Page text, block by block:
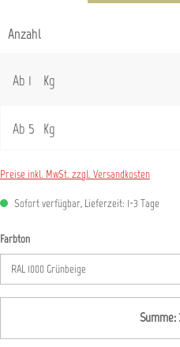
Anzahl
Ab 1 Kg
Ab 5 Kg
Preise inkl. MwSt. zzgl. Versandkosten
Sofort verfügbar, Lieferzeit: 1-3 Tage
Farbtonauswählen
Summe: